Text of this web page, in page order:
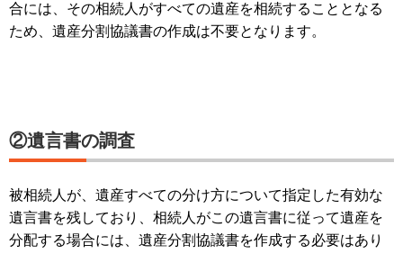
合には、その相続人がすべての遺産を相続することとなる
ため、遺産分割協議書の作成は不要となります。
②遺言書の調査
被相続人が、遺産すべての分け方について指定した有効な
遺言書を残しており、相続人がこの遺言書に従って遺産を
分配する場合には、遺産分割協議書を作成する必要はあり